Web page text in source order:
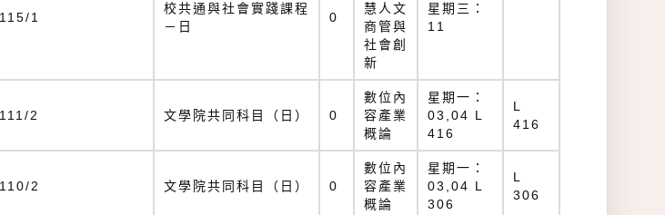
115/1
校共通與社會實踐課程
－日
0
慧人文
商管與
社會創
新
星期三：
11
111/2 文學院共同科目（日） 0
數位內
容產業
概論
星期一：
03,04 L
416
L
416
110/2 文學院共同科目（日） 0
數位內
容產業
概論
星期一：
03,04 L
306
L
306